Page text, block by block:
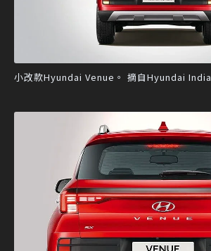
小改款Hyundai Venue。 摘自Hyundai India